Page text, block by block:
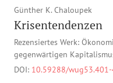
Günther K. Chaloupek
Krisentendenzen
Rezensiertes Werk:
gegenwärtigen
DOI: 10.59288/